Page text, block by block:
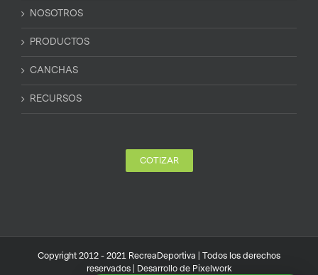
NOSOTROS
PRODUCTOS
CANCHAS
RECURSOS
COTIZAR
Copyright 2012 - 2021 RecreaDeportiva | Todos los derechos
reservados | Desarrollo de Pixelwork